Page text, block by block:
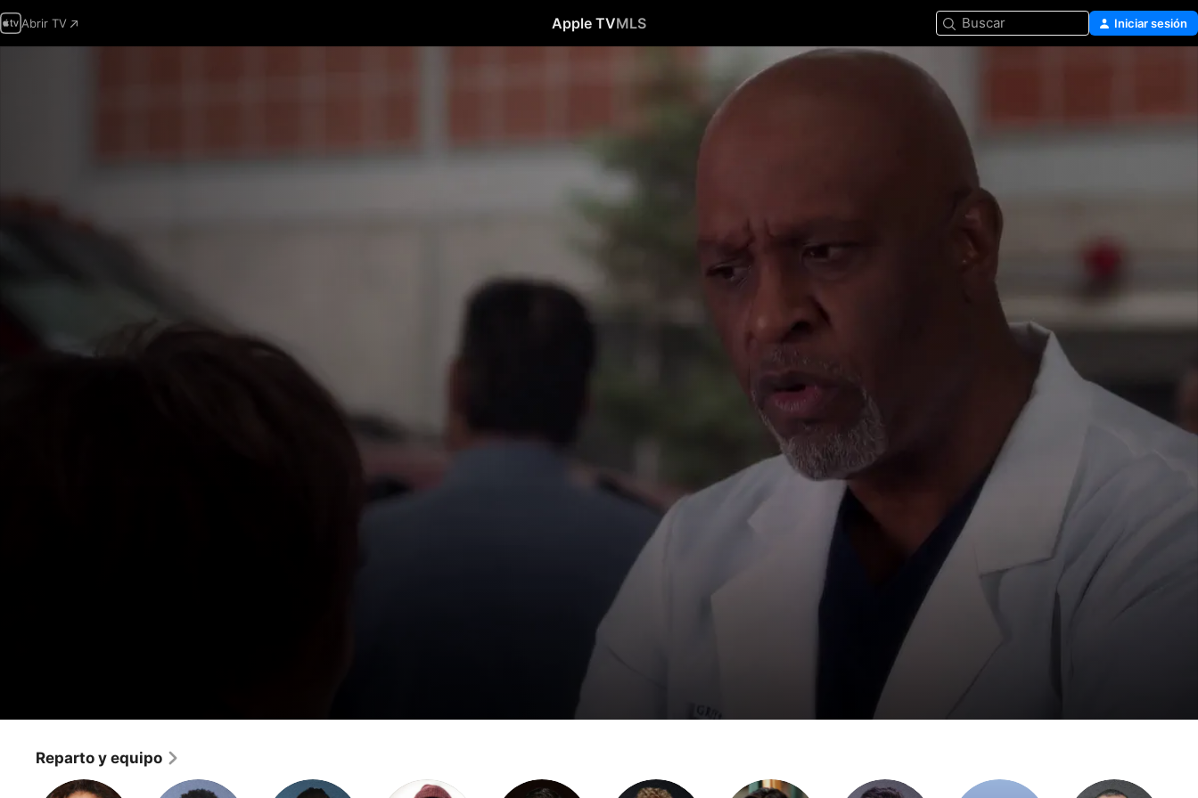
Abrir TV Apple TVMLS Buscar Iniciar sesión
Tú eres mi hogar
Drama ·Romance
Reparto y equipo